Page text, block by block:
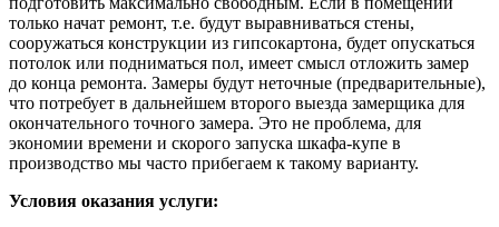
только начат ремонт, т.е. будут выравниваться стены,
сооружаться конструкции из гипсокартона, будет опускаться
потолок или подниматься пол, имеет смысл отложить замер
до конца ремонта. Замеры будут неточные (предварительные),
что потребует в дальнейшем второго выезда замерщика для
окончательного точного замера. Это не проблема, для
экономии времени и скорого запуска шкафа-купе в
производство мы часто прибегаем к такому варианту.
Условия оказания услуги: